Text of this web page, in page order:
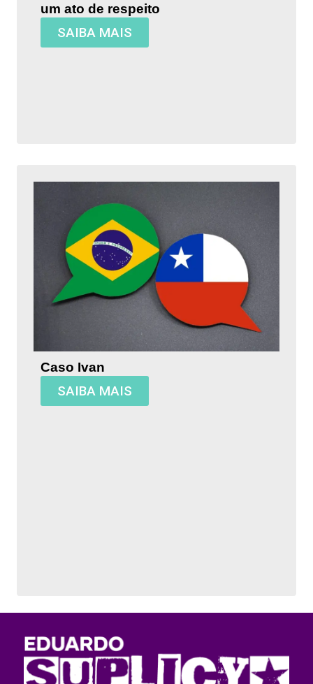
um ato de respeito
SAIBA MAIS
Caso Ivan
SAIBA MAIS